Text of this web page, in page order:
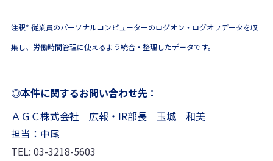
注釈* 従業員のパーソナルコンピューターのログオン・ログオフデータを収
集し、労働時間管理に使えるよう統合・整理したデータです。
◎本件に関するお問い合わせ先：
ＡＧＣ株式会社 広報・IR部長 玉城 和美
担当：中尾
TEL: 03-3218-5603